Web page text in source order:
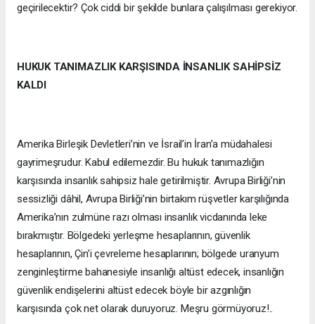
geçirilecektir? Çok ciddi bir şekilde bunlara çalışılması gerekiyor.
HUKUK TANIMAZLIK KARŞISINDA İNSANLIK SAHİPSİZ
KALDI
Amerika Birleşik Devletleri’nin ve İsrail’in İran’a müdahalesi
gayrimeşrudur. Kabul edilemezdir. Bu hukuk tanımazlığın
karşısında insanlık sahipsiz hale getirilmiştir. Avrupa Birliği’nin
sessizliği dâhil, Avrupa Birliği’nin birtakım rüşvetler karşılığında
Amerika’nın zulmüne razı olması insanlık vicdanında leke
bırakmıştır. Bölgedeki yerleşme hesaplarının, güvenlik
hesaplarının, Çin’i çevreleme hesaplarının; bölgede uranyum
zenginleştirme bahanesiyle insanlığı altüst edecek, insanlığın
güvenlik endişelerini altüst edecek böyle bir azgınlığın
karşısında çok net olarak duruyoruz. Meşru görmüyoruz!..